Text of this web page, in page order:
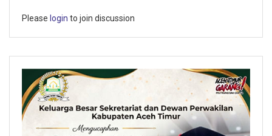
Please login to join discussion